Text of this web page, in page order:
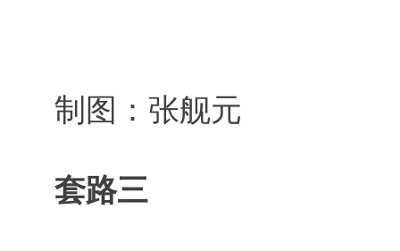
制图：张舰元
套路三